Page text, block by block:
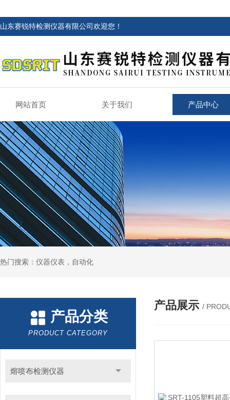
山东赛锐特检测仪器有限公司欢迎您！
网站首页 关于我们 产品中心
热门搜索：仪器仪表，自动化
产品分类
PRODUCT CATEGORY
熔喷布检测仪器
产品展示 /